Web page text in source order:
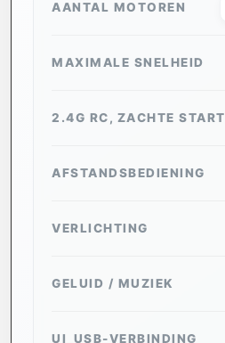
AANTAL MOTOREN
MAXIMALE SNELHEID
2.4G RC, ZACHTE START
AFSTANDSBEDIENING
VERLICHTING
GELUID / MUZIEK
UI_USB-VERBINDING